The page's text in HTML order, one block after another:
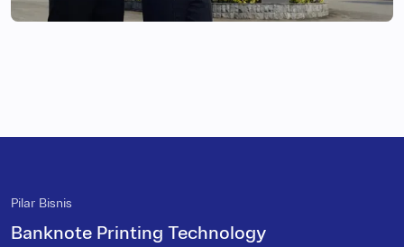
Pilar Bisnis
Banknote Printing Technology